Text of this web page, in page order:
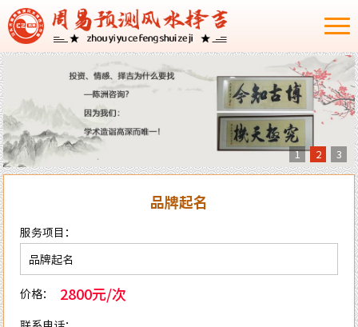
1 2 3
品牌起名
服务项目：
价格： 2800元/次